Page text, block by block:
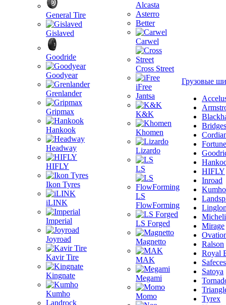
General Tire
Gislaved
Goodride
Goodyear
Grenlander
Gripmax
Hankook
Headway
HIFLY
Ikon Tyres
iLINK
Imperial
Joyroad
Kavir Tire
Kingnate
Kumho
Landrock
Alcasta
Asterro
Better
Carwel
Cross Street
iFree
Jantsa
K&K
Khomen
Lizardo
LS
LS
FlowForming
LS Forged
Magnetto
MAK
Megami
Momo
Грузовые
Fortune
HIFLY
Inroad
Kumho
Mirage
Ralson
Royal
Satoya
Tyrex